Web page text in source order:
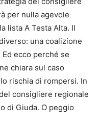
per nulla agevole
lista A Testa Alta. Il
una coalizione
ecco perché se
chiara sul caso
rischia di rompersi. In
consigliere regionale
di Giuda. O peggio